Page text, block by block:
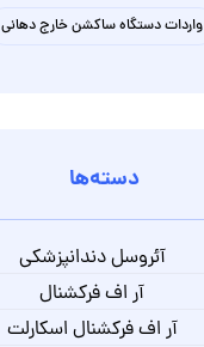
واردات دستگاه ساکشن خارج دهانی
دسته‌ها
آئروسل دندانپزشکی
آر اف فرکشنال
آر اف فرکشنال اسکارلت